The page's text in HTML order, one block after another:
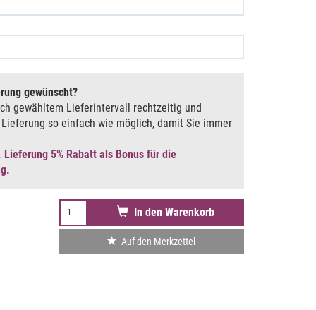
gewünscht
gewähltem Lieferintervall rechtzeitig und
so einfach wie möglich, damit Sie immer
5% Rabatt als Bonus für die
In den Warenkorb
Auf den Merkzettel